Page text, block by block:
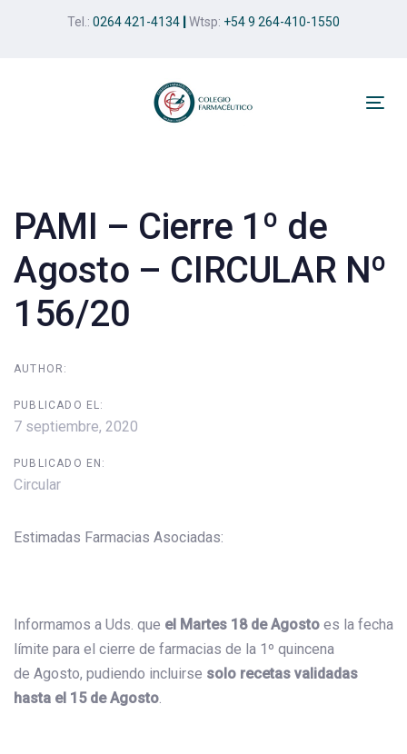
Tel.: 0264 421-4134 Wtsp: +54 9 264-410-1550
PAMI – Cierre 1º de
Agosto – CIRCULAR Nº
156/20
AUTHOR:
PUBLICADO EL:
7 septiembre, 2020
PUBLICADO EN:
Circular
Estimadas Farmacias Asociadas:
Informamos a Uds. que el Martes 18 de Agosto es la fecha
límite para el cierre de farmacias de la 1º quincena
de Agosto, pudiendo incluirse solo recetas validadas
hasta el 15 de Agosto
navigation